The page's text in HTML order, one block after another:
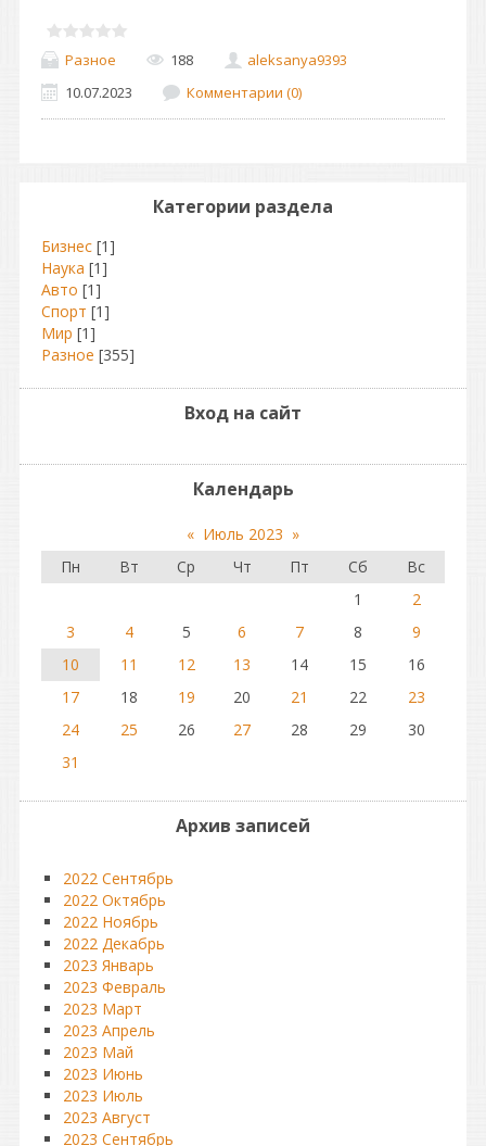
Разное 188
aleksanya9393
10.07.2023
Комментарии (0)
Категории раздела
Бизнес [1]
Наука [1]
Авто [1]
Спорт [1]
Мир [1]
Разное [355]
Вход на сайт
Календарь
« Июль 2023 »
Пн
Вт Ср Чт Пт Сб
Вс
1
2
3
4 5 6 7 8
9
10
11 12 13 14 15
16
17
18 19 20 21 22
23
24
25 26 27 28 29
30
31
Архив записей
2022 Сентябрь
2022 Октябрь
2022 Ноябрь
2022 Декабрь
2023 Январь
2023 Февраль
2023 Март
2023 Апрель
2023 Май
2023 Июнь
2023 Июль
2023 Август
2023 Сентябрь